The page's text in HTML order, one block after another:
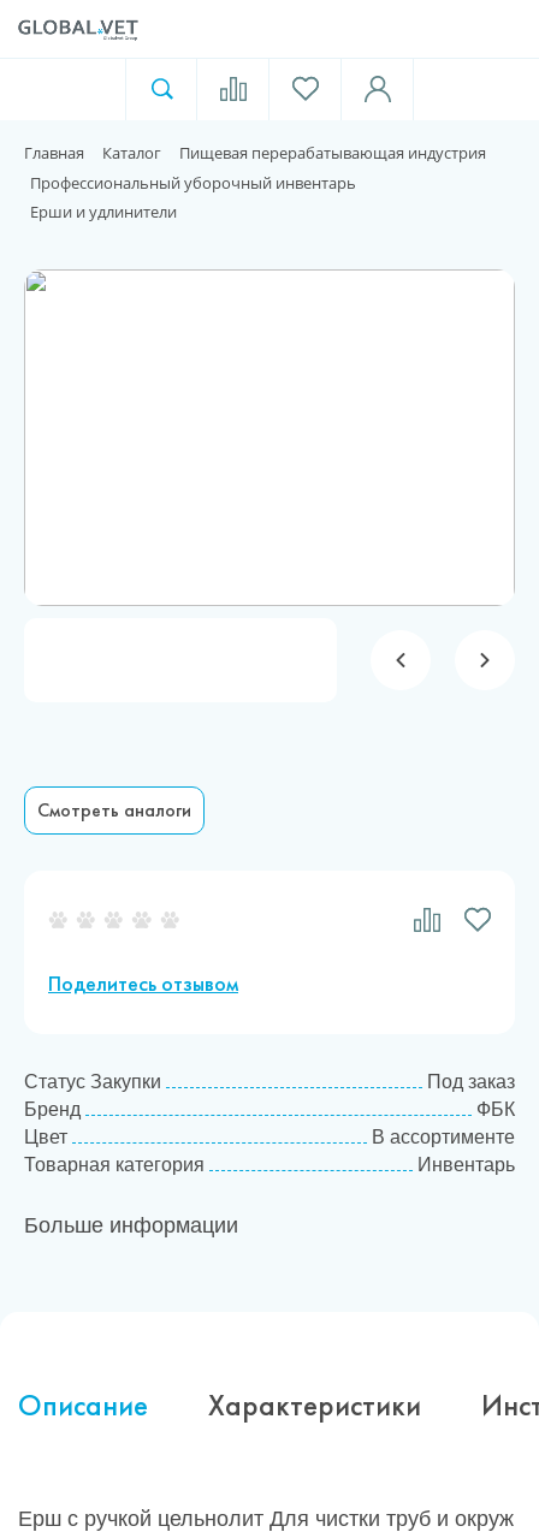
Для пищевой индустрии
Каталог материалов
О компании
Главная Каталог
Пищевая перерабатывающая индустрия
Профессиональный уборочный инвентарь
Ерши и удлинители
Смотреть аналоги
Поделитесь отзывом
Статус Закупки
Под заказ
Бренд
ФБК
Цвет
В ассортименте
Товарная категория
Инвентарь
Больше информации
Описание Характеристики
Ерш с ручкой цельнолит Для чистки труб и окруж